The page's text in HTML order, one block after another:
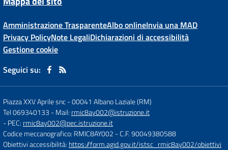
Amministrazione TrasparenteAlbo onlineInvia una MAD
Privacy PolicyNote LegaliDichiarazioni di accessibilità
Gestione cookie
Seguici su:
Piazza XXV Aprile snc-00041 Albano Laziale (RM)
Tel 069340133 - Mail: rmic8ay002@istruzione.it
- PEC: rmic8ay002@pec.istruzione.it
Codice meccanografico: RMIC8AY002 - C.F. 90049380588
Obiettivi accessibilità: https://form.agid.gov.it/istsc_rmic8ay002/obiettivi